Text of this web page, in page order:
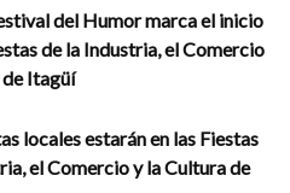
del Humor marca el inicio
de la Industria, el Comercio
Itagüí
locales estarán en las Fiestas
el Comercio y la Cultura de